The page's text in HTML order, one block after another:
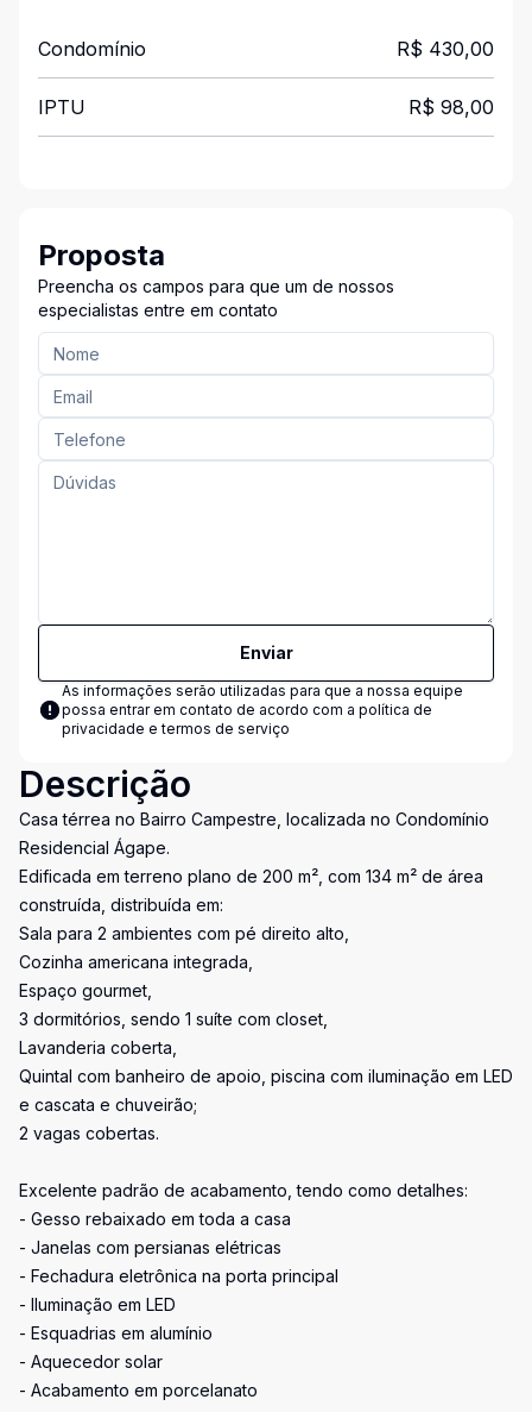
Condomínio R$ 430,00
IPTU R$ 98,00
Proposta
Preencha os campos para que um de nossos
especialistas entre em contato
Enviar
As informações serão utilizadas para que a nossa equipe
possa entrar em contato de acordo com a política de
privacidade e termos de serviço
Descrição
Casa térrea no Bairro Campestre, localizada no Condomínio
Residencial Ágape.
Edificada em terreno plano de 200 m², com 134 m² de área
construída, distribuída em:
Sala para 2 ambientes com pé direito alto,
Cozinha americana integrada,
Espaço gourmet,
3 dormitórios, sendo 1 suíte com closet,
Lavanderia coberta,
Quintal com banheiro de apoio, piscina com iluminação em LED
e cascata e chuveirão;
2 vagas cobertas.
Excelente padrão de acabamento, tendo como detalhes:
- Gesso rebaixado em toda a casa
- Janelas com persianas elétricas
- Fechadura eletrônica na porta principal
- Iluminação em LED
- Esquadrias em alumínio
- Aquecedor solar
- Acabamento em porcelanato